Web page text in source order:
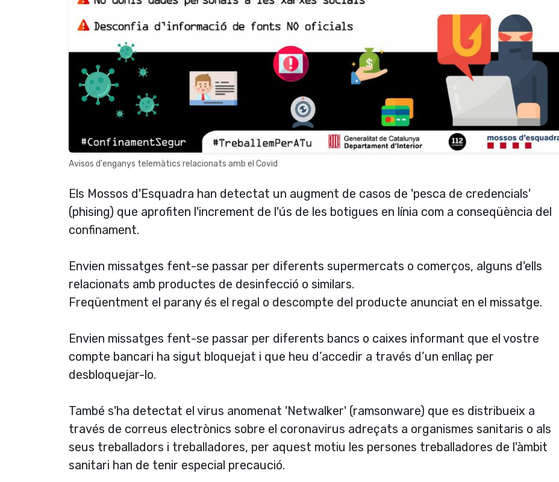
Avisos d'enganys telemàtics relacionats amb el Covid
Els Mossos d'Esquadra han detectat un augment de casos de 'pesca de credencials'
(phising) que aprofiten l'increment de l'ús de les botigues en línia com a conseqüència del
confinament.
Envien missatges fent-se passar per diferents supermercats o comerços, alguns d'ells
relacionats amb productes de desinfecció o similars.
Freqüentment el parany és el regal o descompte del producte anunciat en el missatge.
Envien missatges fent-se passar per diferents bancs o caixes informant que el vostre
compte bancari ha sigut bloquejat i que heu d’accedir a través d’un enllaç per
desbloquejar-lo.
També s'ha detectat el virus anomenat 'Netwalker' (ramsonware) que es distribueix a
través de correus electrònics sobre el coronavirus adreçats a organismes sanitaris o als
seus treballadors i treballadores, per aquest motiu les persones treballadores de l'àmbit
sanitari han de tenir especial precaució.